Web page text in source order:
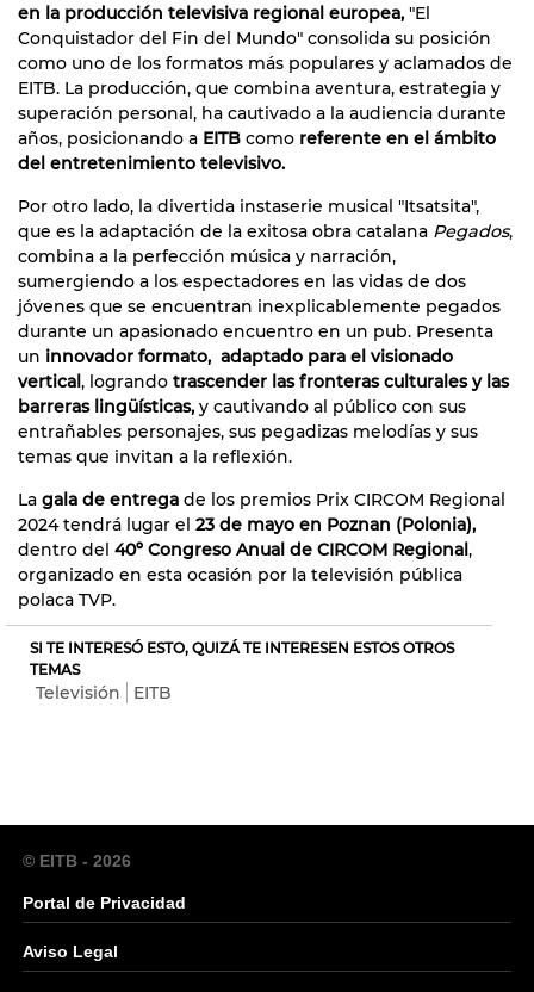
en la producción televisiva regional europea, "El
Conquistador del Fin del Mundo" consolida su posición
como uno de los formatos más populares y aclamados de
EITB. La producción, que combina aventura, estrategia y
superación personal, ha cautivado a la audiencia durante
años, posicionando a EITB como referente en el ámbito
del entretenimiento televisivo.
Por otro lado, la divertida instaserie musical "Itsatsita",
que es la adaptación de la exitosa obra catalana Pegados,
combina a la perfección música y narración,
sumergiendo a los espectadores en las vidas de dos
jóvenes que se encuentran inexplicablemente pegados
durante un apasionado encuentro en un pub. Presenta
un innovador formato, adaptado para el visionado
vertical, logrando trascender las fronteras culturales y las
barreras lingüísticas, y cautivando al público con sus
entrañables personajes, sus pegadizas melodías y sus
temas que invitan a la reflexión.
La gala de entrega de los premios Prix CIRCOM Regional
2024 tendrá lugar el 23 de mayo en Poznan (Polonia),
dentro del 40º Congreso Anual de CIRCOM Regional,
organizado en esta ocasión por la televisión pública
polaca TVP.
SI TE INTERESÓ ESTO, QUIZÁ TE INTERESEN ESTOS OTROS
TEMAS
Televisión EITB
© EITB - 2026
Portal de Privacidad
Aviso Legal